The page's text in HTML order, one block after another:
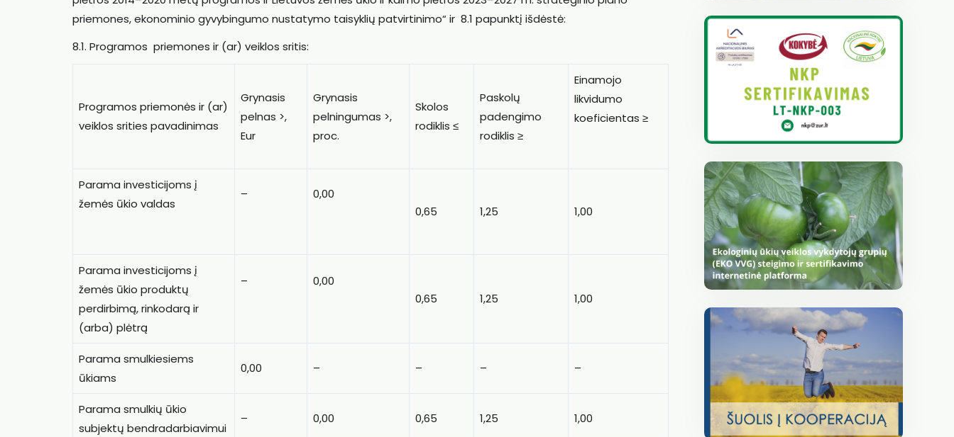
priemones, ekonominio gyvybingumo nustatymo taisyklių patvirtinimo“ ir 8.1 papunktį išdėstė:
8.1. Programos priemones ir (ar) veiklos sritis:
Programos priemonės ir (ar)
veiklos srities pavadinimas
Grynasis
pelnas >,
Eur
Grynasis
pelningumas >,
proc.
Skolos
rodiklis ≤
Paskolų
padengimo
rodiklis ≥
Einamojo
likvidumo
koeficientas ≥
Parama investicijoms į
žemės ūkio valdas
–
0,00
0,65
1,25 1,00
Parama investicijoms į
žemės ūkio produktų
perdirbimą, rinkodarą ir
(arba) plėtrą
–
0,00
0,65
1,25 1,00
Parama smulkiesiems
ūkiams
0,00 – – – –
Parama smulkių ūkio
subjektų bendradarbiavimui
– 0,00 0,65 1,25 1,00